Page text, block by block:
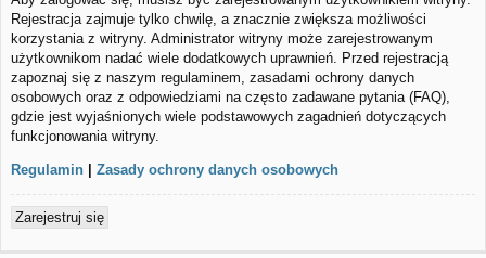
Rejestracja zajmuje tylko chwilę, a znacznie zwiększa możliwości
korzystania z witryny. Administrator witryny może zarejestrowanym
użytkownikom nadać wiele dodatkowych uprawnień. Przed rejestracją
zapoznaj się z naszym regulaminem, zasadami ochrony danych
osobowych oraz z odpowiedziami na często zadawane pytania (FAQ),
gdzie jest wyjaśnionych wiele podstawowych zagadnień dotyczących
funkcjonowania witryny.
Regulamin | Zasady ochrony danych osobowych
Zarejestruj się